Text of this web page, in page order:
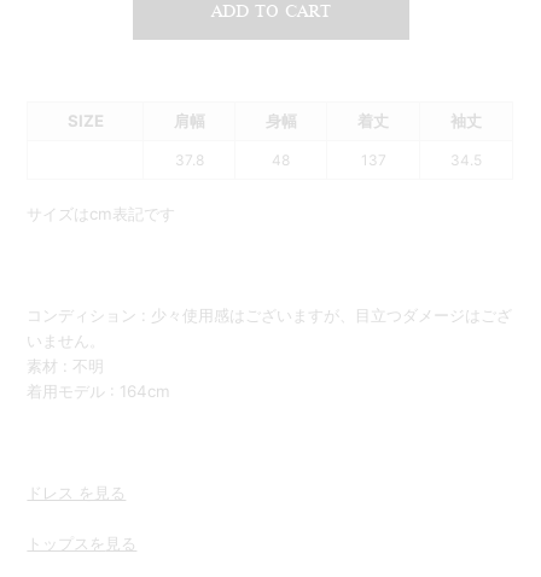
ADD TO CART
SIZE 肩幅 身幅 着丈 袖丈
37.8 48 137 34.5
サイズはcm表記です
コンディション : 少々使用感はございますが、目立つダメージはござ
いません。
素材 : 不明
着用モデル : 164cm
ドレス を見る
トップスを 見る